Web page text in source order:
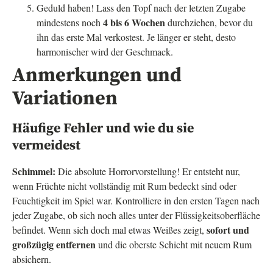
Geduld haben! Lass den Topf nach der letzten Zugabe
mindestens noch 4 bis 6 Wochendurchziehen, bevor du
ihn das erste Mal verkostest. Je länger er steht, desto
harmonischer wird der Geschmack.
Anmerkungen und
Variationen
Häufige Fehler und wie du sie
vermeidest
Schimmel: Die absolute Horrorvorstellung! Er entsteht nur,
wenn Früchte nicht vollständig mit Rum bedeckt sind oder
Feuchtigkeit im Spiel war. Kontrolliere in den ersten Tagen nach
jeder Zugabe, ob sich noch alles unter der Flüssigkeitsoberfläche
befindet. Wenn sich doch mal etwas Weißes zeigt, sofort und
großzügig entfernenund die oberste Schicht mit neuem Rum
absichern.